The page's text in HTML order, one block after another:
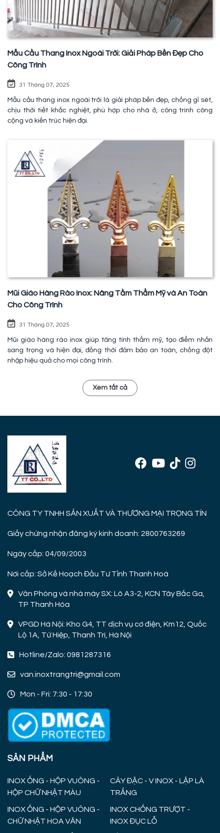
Mẫu Cầu Thang Inox Ngoài Trời: Giải Pháp Bền Đẹp Cho
Công Trình
31 Tháng 07, 2025
Mẫu cầu thang inox ngoài trời là giải pháp bền đẹp, chống gỉ sét,
chịu thời tiết khắc nghiệt, phù hợp cho nhà ở, công trình công
cộng và kiến trúc hiện đại.
Mũi Giáo Hàng Rào Inox: Nâng Tầm Thẩm Mỹ và An Toàn
Cho Công Trình
31 Tháng 07, 2025
Mũi giáo hàng rào inox giúp tăng tính thẩm mỹ, tạo điểm nhấn
sang trọng và hiện đại, đồng thời đảm bảo an toàn, chống đột
nhập hiệu quả cho mọi công trình.
Xem tất cả
CÔNG TY TNHH SẢN XUẤT VÀ THƯƠNG MẠI TRỌNG TÍN
Giấy chứng nhận đăng ký kinh doanh: 2800763269
Ngày cấp: 04/09/2003
Nơi cấp: Sở Kế Hoạch Đầu Tư Tỉnh Thanh Hoá
Văn Phòng và nhà máy SX: Lô A3-2, KCN Tây Bắc Ga,
TP Thanh Hóa
VPGD Hà Nội: Kho G4, TT dịch vụ cơ điện, Km12, Quốc
Lộ 1A, Tứ Hiệp, Thanh Trì, Hà Nội
Hotline/Zalo: 0981287316
van.inoxtrangtri@gmail.com
Mon - Fri: 7:30 - 17:30
SẢN PHẨM
INOX ỐNG - HỘP VUÔNG -
HỘP CHỮ NHẬT MÀU
INOX ỐNG - HỘP VUÔNG -
CHỮ NHẬT HOA VĂN
CÂY ĐẶC - V INOX - LẬP LÀ
TRẮNG
INOX CHỐNG TRƯỢT -
INOX ĐỤC LỖ